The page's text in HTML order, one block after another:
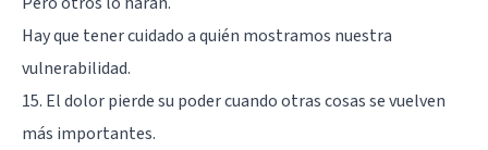
Hay que tener cuidado a quién mostramos nuestra
vulnerabilidad.
15. El dolor pierde su poder cuando otras cosas se vuelven
más importantes.